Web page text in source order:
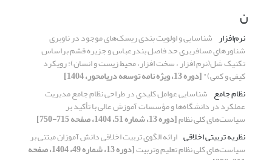
ن
نرم‌افزار شناسایی و اولویت بندی ریسک‌های موجود در ناوبری
شناورهای مسافربری حد فاصل بندرعباس و جزیره قشم براساس
تکنیک شل(نرم افزار ، سخت افزار، محیط زیست و انسان): رویکرد
کیفی و کمی)"[دوره 13، ویژه نامه توسعه دریامحور، 1404]
نظام جامع شناسایی عوامل کلیدی در طراحی نظام جامع مدیریت
عملکرد در دانشگاه‌ها و مؤسسات آموزش عالی با تأکید بر
سیاست‌های کلی نظام[دوره 13، شماره 51، 1404، صفحه 715-750]
نظریه تربیتی اخلاقی ارائه الگوی تربیت اخلاقی دانش آموزان مبتنی بر
سیاست‌های کلی نظام تعلیم وتربیت [دوره 13، شماره 49، 1404، صفحه